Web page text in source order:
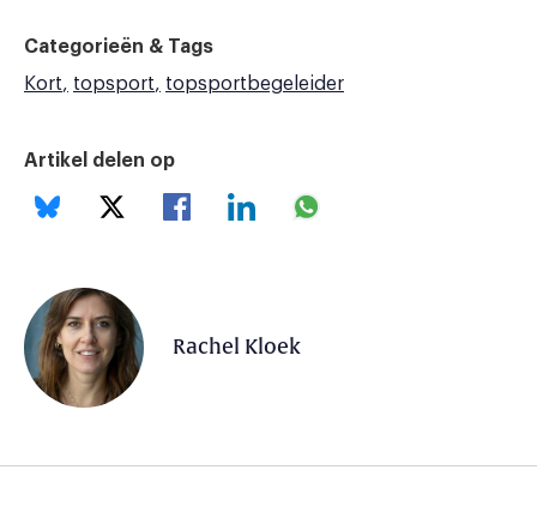
Categorieën & Tags
Kort
topsport topsportbegeleider
Artikel delen op
Rachel Kloek